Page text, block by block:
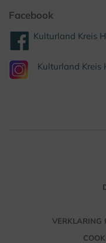
Facebook
Kulturland Kreis
Kulturland Kreis
VERKLARING